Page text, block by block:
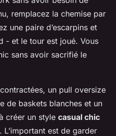
remplacez la chemise par
une paire d’escarpins et
- et le tour est joué. Vous
sans avoir sacrifié le
un pull oversize
de baskets blanches et un
créer un style casual chic
L’important est de garder